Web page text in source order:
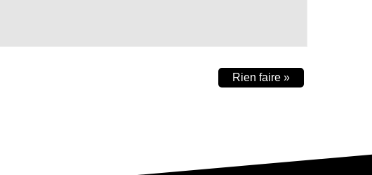
Rien faire »